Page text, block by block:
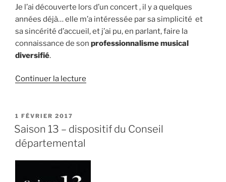
Je l’ai découverte lors d’un concert , il y a quelques
années déjà… elle m’a intéressée par sa simplicité et
sa sincérité d’accueil, et j’ai pu, en parlant, faire la
connaissance de son professionnalisme musical
diversifié.
Continuer la lecture
m’a
des
PUBLIÉ
LE
1 FÉVRIER 2017
Saison 13 – dispositif du Conseil
départemental